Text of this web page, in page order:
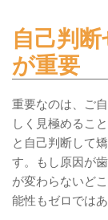
自己判
が重要
重要なのは、ご
しく見極めるこ
と自己判断して
す。もし原因が
が変わらないど
能性もゼロではあ